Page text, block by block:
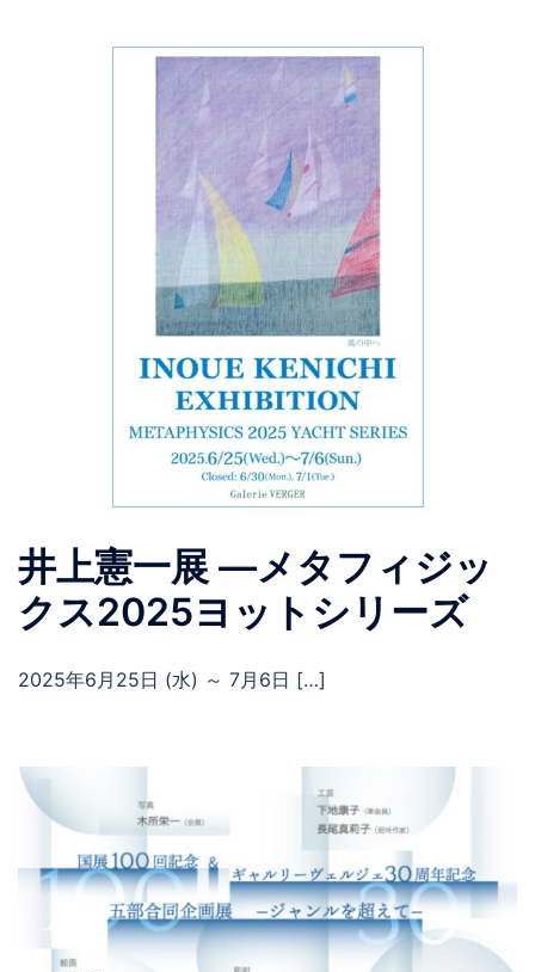
井上憲一展 ―メタフィジッ
クス2025ヨットシリーズ
2025年6月25日 (水) ～ 7月6日 […]